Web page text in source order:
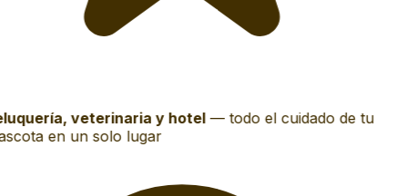
veterinaria y hotel— todo el cuidado de tu
en un solo lugar